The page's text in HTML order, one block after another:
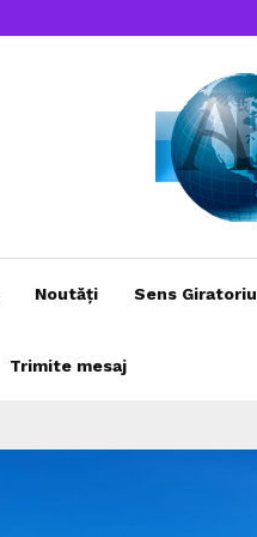
Noutăți Sens Giratoriu
Trimite mesaj